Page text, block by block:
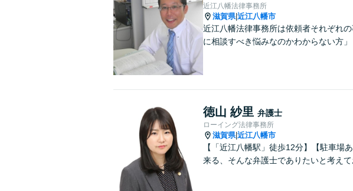
近江八幡法律事務所
滋賀県|近江八幡市
近江八幡法律事務所は依頼者それぞれ
に相談すべき悩みなのかわからない方
徳山 紗里 弁護士
ローイング法律事務所
滋賀県|近江八幡市
【「近江八幡駅」徒歩12分】【駐車場
来る、そんな弁護士でありたいと考え